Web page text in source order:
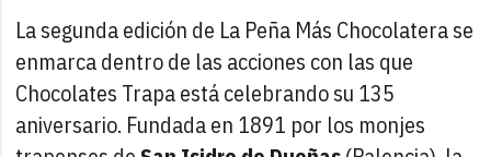
La segunda edición de La Peña Más Chocolatera se
enmarca dentro de las acciones con las que
Chocolates Trapa está celebrando su 135
aniversario. Fundada en 1891 por los monjes